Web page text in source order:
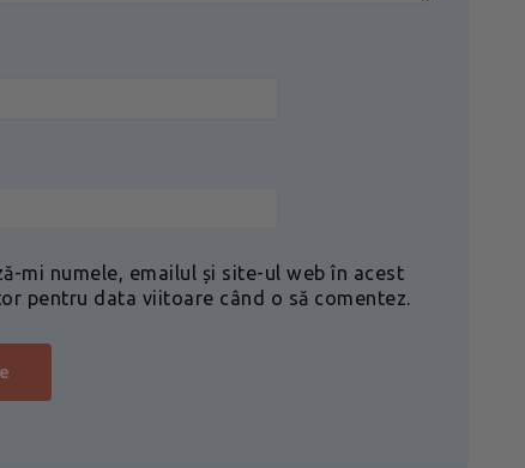
mi numele, emailul și site-ul web în acest
pentru data viitoare când o să comentez.